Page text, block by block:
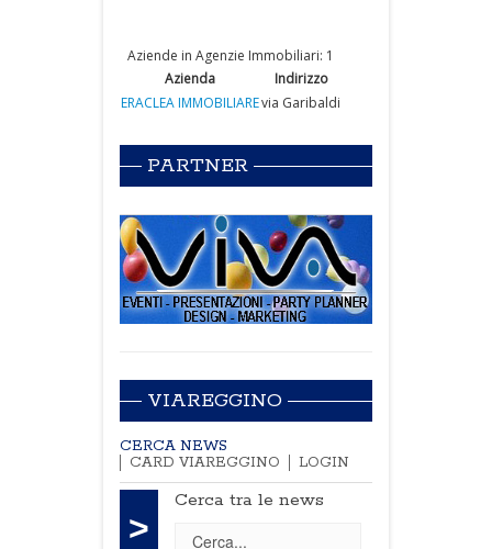
Aziende in Agenzie Immobiliari: 1
Azienda
Indirizzo
ERACLEA IMMOBILIAREvia Garibaldi
PARTNER
VIAREGGINO
CERCA NEWS
CARD VIAREGGINO
LOGIN
>
Cerca tra le news